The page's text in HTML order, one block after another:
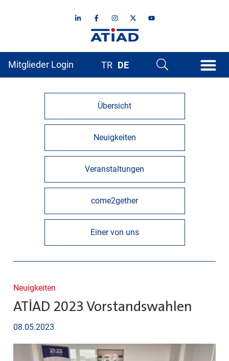
Mitglieder Login TR DE
Neuigkeiten
ATİAD 2023 Vorstandswahlen
08.05.2023
Übersicht
Neuigkeiten
Veranstaltungen
come2gether
Einer von uns